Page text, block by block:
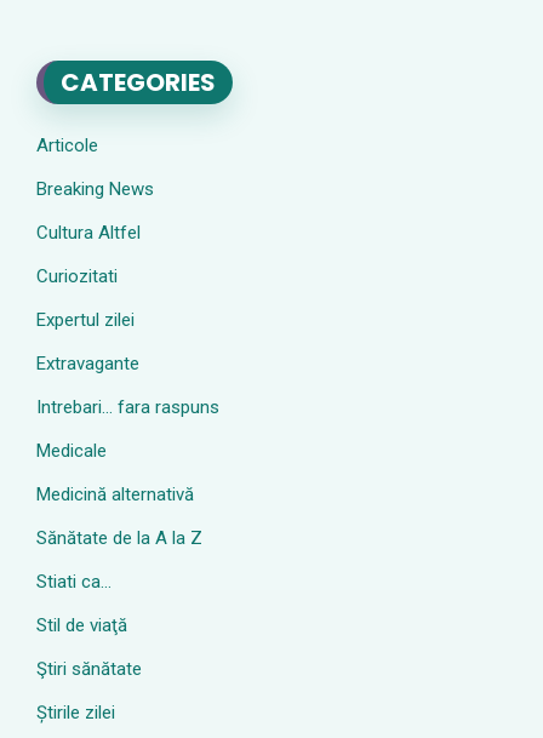
CATEGORIES
Articole
Breaking News
Cultura Altfel
Curiozitati
Expertul zilei
Extravagante
Intrebari… fara raspuns
Medicale
Medicină alternativă
Sănătate de la A la Z
Stiati ca…
Stil de viaţă
Ştiri sănătate
Știrile zilei